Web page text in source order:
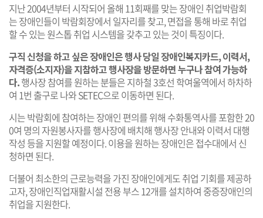
지난 2004년부터 시작되어 올해 11회째를 맞는 장애인 취업박람회
는 장애인들이 박람회장에서 일자리를 찾고, 면접을 통해 바로 취업
할 수 있는 원스톱 취업 시스템을 갖추고 있는 것이 특징이다.
구직 신청을 하고 싶은 장애인은 행사 당일 장애인복지카드, 이력서,
자격증(소지자)을 지참하고 행사장을 방문하면 누구나 참여 가능하
다.행사장 참여를 원하는 분들은 지하철 3호선 학여울역에서 하차하
여 1번 출구로 나와 SETEC으로 이동하면 된다.
시는 박람회에 참여하는 장애인 편의를 위해 수화통역사를 포함한 20
0여 명의 자원봉사자를 행사장에 배치해 행사장 안내와 이력서 대행
작성 등을 지원할 예정이다. 이용을 원하는 장애인은 접수대에서 신
청하면 된다.
더불어 최소한의 근로능력을 가진 장애인에게도 취업 기회를 제공하
고자, 장애인직업재활시설 전용 부스 12개를 설치하여 중증장애인의
취업을 지원한다.